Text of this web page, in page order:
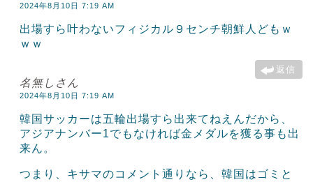
2024年8月10日 7:19 AM
出場すら叶わないフィジカル９センチ朝鮮人どもｗ
ｗｗ
返信
名無しさん
2024年8月10日 7:19 AM
韓国サッカーは五輪出場すら出来てねえんだから、
アジアナンバー1でもなければ金メダルを獲る事も出
来ん。
つまり、キサマのコメント通りなら、韓国はゴミと